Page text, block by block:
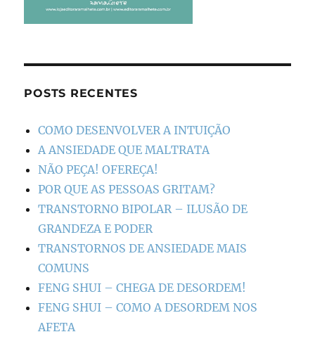
POSTS RECENTES
COMO DESENVOLVER A INTUIÇÃO
A ANSIEDADE QUE MALTRATA
NÃO PEÇA! OFEREÇA!
POR QUE AS PESSOAS GRITAM?
TRANSTORNO BIPOLAR – ILUSÃO DE
GRANDEZA E PODER
TRANSTORNOS DE ANSIEDADE MAIS
COMUNS
FENG SHUI – CHEGA DE DESORDEM!
FENG SHUI – COMO A DESORDEM NOS
AFETA